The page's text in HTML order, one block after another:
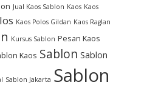
Jual Kaos Sablon Kaos Kaos
Kaos Polos Gildan Kaos Raglan
Kursus Sablon Pesan Kaos
Kaos Sablon Sablon
Sablon Jakarta Sablon